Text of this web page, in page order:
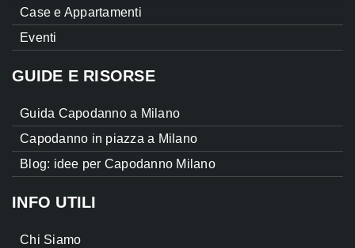
Case e Appartamenti
Eventi
GUIDE E RISORSE
Guida Capodanno a Milano
Capodanno in piazza a Milano
Blog: idee per Capodanno Milano
INFO UTILI
Chi Siamo